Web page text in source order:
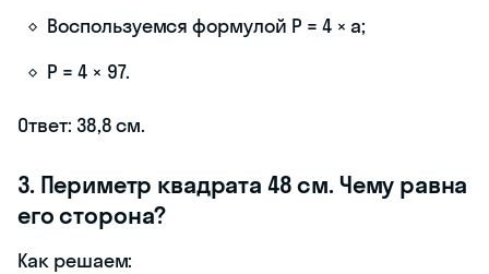
Воспользуемся формулой P = 4 × a;
P = 4 × 97.
Ответ: 38,8 см.
3. Периметр квадрата 48 см. Чему равна
его сторона?
Как решаем: